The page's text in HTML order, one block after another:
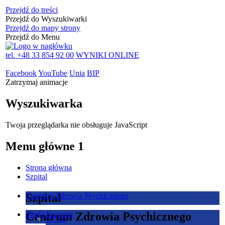
Przejdź do treści
Przejdź do Wyszukiwarki
Przejdź do mapy strony
Przejdź do Menu
tel. +48 33 854 92 00 WYNIKI ONLINE
FacebookYouTube Unia BIP
Zatrzymaj animacje
Wyszukiwarka
Twoja przeglądarka nie obsługuje JavaScript
Menu główne 1
Strona główna
Szpital
Szpital
O Nas
Centrum Zdrowia Psychicznego
Centrum Zdrowia Psychicznego
Strefa Pacjenta